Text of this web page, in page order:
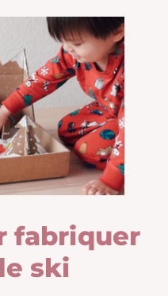
fabriquer
ski